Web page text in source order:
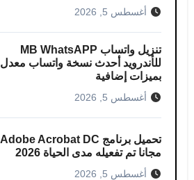
أغسطس 5, 2026
تنزيل واتساب MB WhatsAPP
للأندرويد أحدث نسخة واتساب معدل
بميزات إضافية
أغسطس 5, 2026
تحميل برنامج Adobe Acrobat DC
مجانا تم تفعيله مدى الحياة 2026
أغسطس 5, 2026